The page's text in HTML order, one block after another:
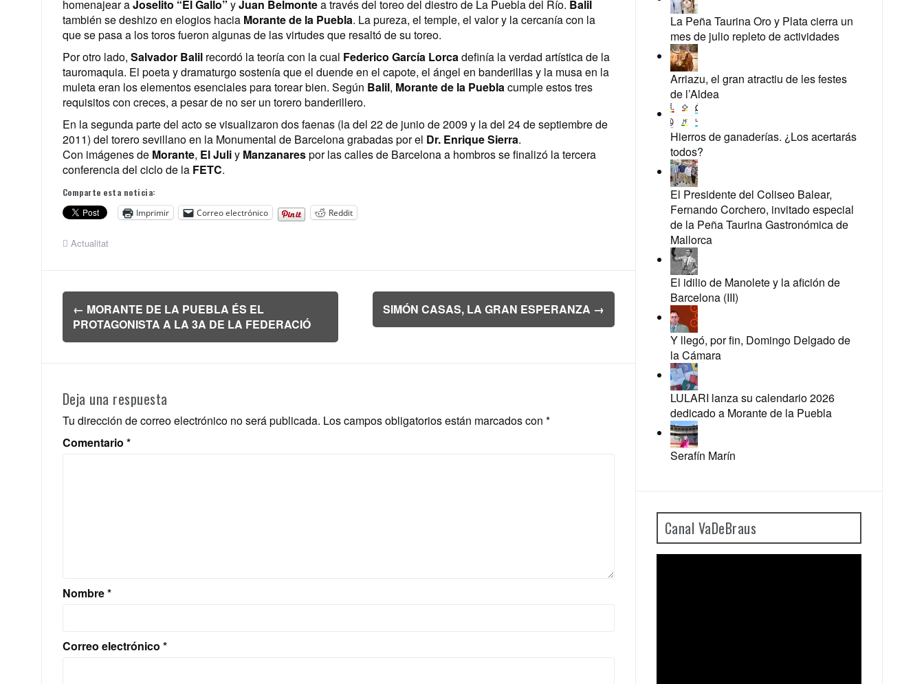
homenajear aJoselito “El Gallo” yJuan Belmontea través del toreo del diestro de La Puebla del Río. Balil
también se deshizo en elogios haciaMorante de la Puebla. La pureza, el temple, el valor y la cercanía con la
que se pasa a los toros fueron algunas de las virtudes que resaltó de su toreo.
Por otro lado, Salvador Balilrecordó la teoría con la cual Federico García Lorcadefinía la verdad artística de la
tauromaquia. El poeta y dramaturgo sostenía que el duende en el capote, el ángel en banderillas y la musa en la
muleta eran los elementos esenciales para torear bien. Según Balil, Morante de la Pueblacumple estos tres
requisitos con creces, a pesar de no ser un torero banderillero.
En la segunda parte del acto se visualizaron dos faenas (la del 22 de junio de 2009 y la del 24 de septiembre de
2011) del torero sevillano en la Monumental de Barcelona grabadas por el Dr. Enrique Sierra.
Con imágenes de Morante, El Juliy Manzanarespor las calles de Barcelona a hombros se finalizó la tercera
conferencia del ciclo de la FETC.
Comparte esta noticia:
Imprimir
Correo electrónico Reddit
Actualitat
Navegación
de
entradas
← MORANTE DE LA PUEBLA ÉS EL
PROTAGONISTA A LA 3A DE LA FEDERACIÓ
SIMÓN CASAS, LA GRAN ESPERANZA →
Deja una respuesta
Tu dirección de correo electrónico no será publicada. Los campos obligatorios están marcados con *
Comentario *
Nombre*
Correo electrónico *
La Peña Taurina Oro y Plata cierra un
mes de julio repleto de actividades
Arriazu, el gran atractiu de les festes
de l’Aldea
Hierros de ganaderías. ¿Los acertarás
todos?
El Presidente del Coliseo Balear,
Fernando Corchero, invitado especial
de la Peña Taurina Gastronómica de
Mallorca
El idilio de Manolete y la afición de
Barcelona (III)
Y llegó, por fin, Domingo Delgado de
la Cámara
LULARI lanza su calendario 2026
dedicado a Morante de la Puebla
Serafín Marín
Canal VaDeBraus